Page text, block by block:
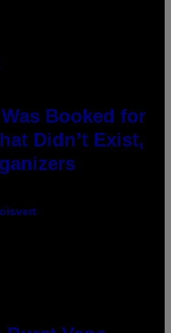
Booked for
Didn’t Exist,